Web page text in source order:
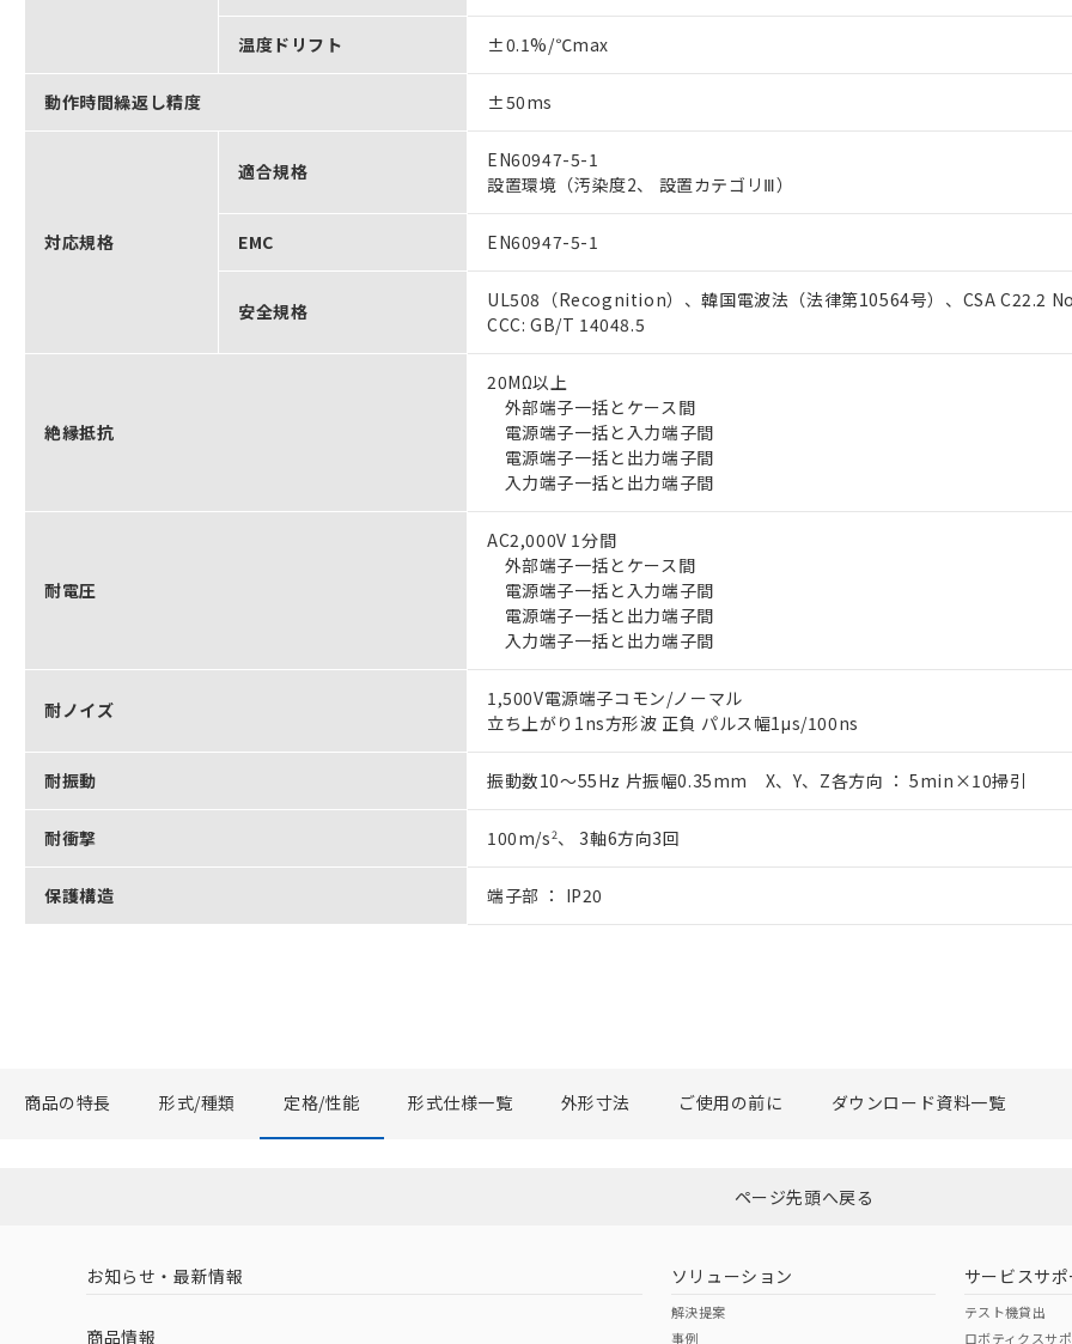
温度ドリフト ±0.1%/℃max
動作時間繰返し精度 ±50ms
対応規格
適合規格
EN60947-5-1
設置環境（汚染度2、 設置カテゴリⅢ）
EMC EN60947-5-1
安全規格
UL508（Recognition）、韓国電波法（法律第10564号）、CSA C22.2
CCC: GB/T 14048.5
絶縁抵抗
20MΩ以上
外部端子一括とケース間
電源端子一括と入力端子間
電源端子一括と出力端子間
入力端子一括と出力端子間
耐電圧
AC2,000V 1分間
外部端子一括とケース間
電源端子一括と入力端子間
電源端子一括と出力端子間
入力端子一括と出力端子間
耐ノイズ
1,500V電源端子コモン/ノーマル
立ち上がり1ns方形波 正負 パルス幅1μs/100ns
耐振動 振動数10～55Hz 片振幅0.35mm X、Y、Z各方向 ： 5min×10掃引
耐衝撃 100m/s2、 3軸6方向3回
保護構造 端子部 ： IP20
商品の特長 形式/種類 定格/性能 形式仕様一覧 外形寸法 ご使用の前に ダウンロード資料一覧
ページ先頭へ戻る
お知らせ・最新情報
商品情報
ソリューション
解決提案
事例
サービスサ
テスト機貸出
ロボティクスサ